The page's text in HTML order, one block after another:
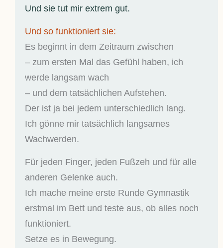
Und sie tut mir extrem gut.
Und so funktioniert sie:
Es beginnt in dem Zeitraum zwischen
– zum ersten Mal das Gefühl haben, ich
werde langsam wach
– und dem tatsächlichen Aufstehen.
Der ist ja bei jedem unterschiedlich lang.
Ich gönne mir tatsächlich langsames
Wachwerden.
Für jeden Finger, jeden Fußzeh und für alle
anderen Gelenke auch.
Ich mache meine erste Runde Gymnastik
erstmal im Bett und teste aus, ob alles noch
funktioniert.
Setze es in Bewegung.